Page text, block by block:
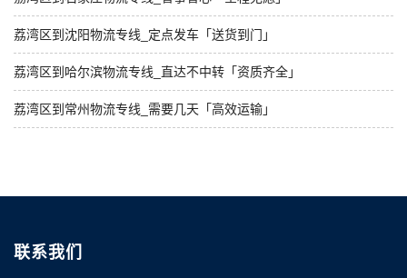
荔湾区到沈阳物流专线_定点发车「送货到门」
荔湾区到哈尔滨物流专线_直达不中转「资质齐全」
荔湾区到常州物流专线_需要几天「高效运输」
联系我们